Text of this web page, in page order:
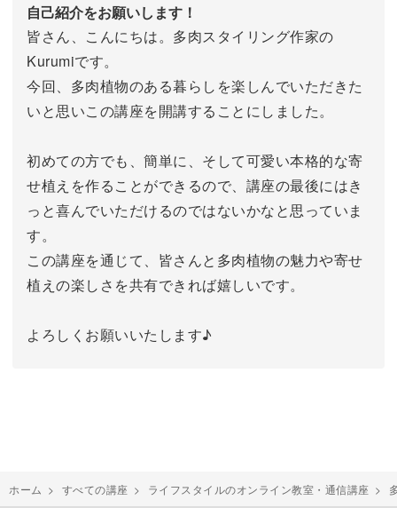
自己紹介をお願いします！
皆さん、こんにちは。多肉スタイリング作家の
Kurumiです。
今回、多肉植物のある暮らしを楽しんでいただきた
いと思いこの講座を開講することにしました。
初めての方でも、簡単に、そして可愛い本格的な寄
せ植えを作ることができるので、講座の最後にはき
っと喜んでいただけるのではないかなと思っていま
す。
この講座を通じて、皆さんと多肉植物の魅力や寄せ
植えの楽しさを共有できれば嬉しいです。
よろしくお願いいたします♪
ホーム > すべての講座 > ライフスタイルのオンライン教室・通信講座 >